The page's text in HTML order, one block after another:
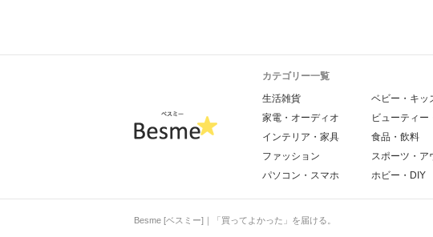
カテゴリー一覧
生活雑貨
家電・オーディオ
インテリア・家具
ファッション
パソコン・スマホ
ベビー・キッ
ビューティー
食品・飲料
スポーツ・ア
ホビー・DIY
Besme [ベスミー]｜「買ってよかった」を届ける。